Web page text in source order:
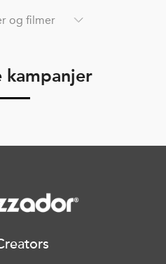
og filmer
kampanjer